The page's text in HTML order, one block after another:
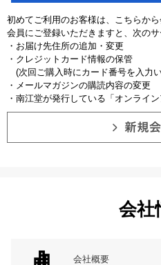
初めてご利用のお客様は、こちらから
会員にご登録いただきますと、次の
・お届け先住所の追加・変更
・クレジットカード情報の保管
(次回ご購入時にカード番号を入力
・メールマガジンの購読内容の変更
・南江堂が発行している「オンライ
会社
会社概要